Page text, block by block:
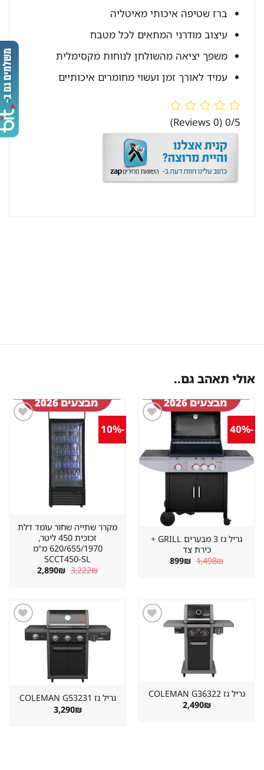
ברז שטיפה איכותי מאיטליה
עיצוב מודרני המתאים לכל מטבח
משפך יציאה מהשולחן לנוחות מקסימלית
עמיד לאורך זמן ועשוי מחומרים איכותיים
0/5
(0 Reviews)
אולי תאהב גם..
במועדפים
גריל גז 3 מבערים GRILL +
כירת צד
1,498₪ המחיר
899₪ המחיר
מקרר שתייה שחור עומד דלת
זכוכית 450 ליטר,
620/655/1970 מ"מ
SCCT450-SL
3,222₪ המחיר
2,890₪ המחיר
הנוכחי
גריל גז ⁦COLEMAN G36322⁩
2,490₪
שמור
מוצר
גריל גז ⁦COLEMAN G53231⁩
3,290₪